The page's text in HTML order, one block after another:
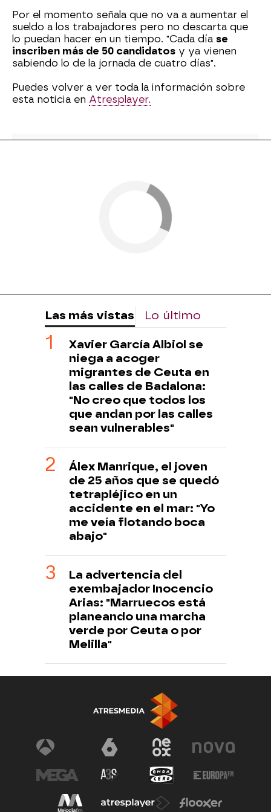
Por el momento señala que no va a aumentar el
sueldo a los trabajadores pero no descarta que
lo puedan hacer en un tiempo. "Cada día se
inscriben más de 50 candidatos y ya vienen
sabiendo lo de la jornada de cuatro días".
Puedes volver a ver toda la información sobre
esta noticia en Atresplayer.
Las más vistas Lo último
Xavier García Albiol se
niega a acoger
migrantes de Ceuta en
las calles de Badalona:
"No creo que todos los
que andan por las calles
sean vulnerables"
Álex Manrique, el joven
de 25 años que se quedó
tetrapléjico en un
accidente en el mar: "Yo
me veía flotando boca
abajo"
La advertencia del
exembajador Inocencio
Arias: "Marruecos está
planeando una marcha
verde por Ceuta o por
Melilla"